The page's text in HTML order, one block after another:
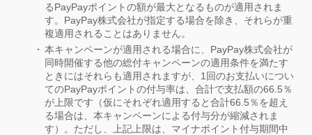
るPayPayポイントの額が最大となるものが適用されま
す。PayPay株式会社が指定する場合を除き、それらが重
複適用されることはありません。
本キャンペーンが適用される場合に、PayPay株式会社が
同時開催する他の総付キャンペーンの適用条件を満たす
ときにはそれらも適用されますが、1回のお支払いについ
てのPayPayポイントの付与率は、合計で支払額の66.5％
が上限です（仮にそれぞれ適用すると合計66.5％を超え
る場合は、本キャンペーンによる付与分が縮減されま
す）。ただし、上記上限は、マイナポイント付与期間中